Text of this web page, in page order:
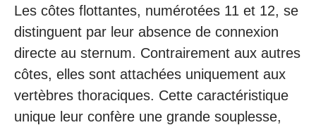
Les côtes flottantes, numérotées 11 et 12, se
distinguent par leur absence de connexion
directe au sternum. Contrairement aux autres
côtes, elles sont attachées uniquement aux
vertèbres thoraciques. Cette caractéristique
unique leur confère une grande souplesse,